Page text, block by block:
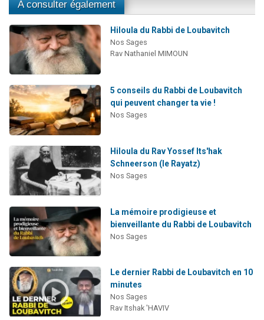
A consulter également
Hiloula du Rabbi de Loubavitch
Nos Sages
Rav Nathaniel MIMOUN
5 conseils du Rabbi de Loubavitch
qui peuvent changer ta vie !
Nos Sages
Hiloula du Rav Yossef Its'hak
Schneerson (le Rayatz)
Nos Sages
La mémoire prodigieuse et
bienveillante du Rabbi de Loubavitch
Nos Sages
Le dernier Rabbi de Loubavitch en 10
minutes
Nos Sages
Rav Itshak 'HAVIV